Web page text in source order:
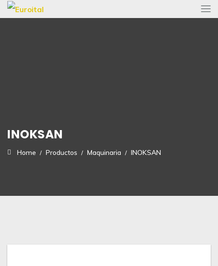
INOKSAN
Home Productos Maquinaria INOKSAN